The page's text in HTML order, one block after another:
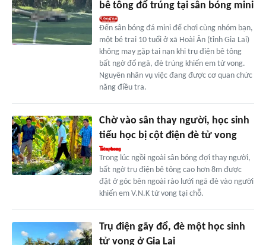
bê tông đổ trúng tại sân bóng mini
Đến sân bóng đá mini để chơi cùng nhóm bạn,
một bé trai 10 tuổi ở xã Hoài Ân (tỉnh Gia Lai)
không may gặp tai nạn khi trụ điện bê tông
bất ngờ đổ ngã, đè trúng khiến em tử vong.
Nguyên nhân vụ việc đang được cơ quan chức
năng điều tra.
Chờ vào sân thay người, học sinh
tiểu học bị cột điện đè tử vong
Trong lúc ngồi ngoài sân bóng đợi thay người,
bất ngờ trụ điện bê tông cao hơn 8m được
đặt ở góc bên ngoài rào lưới ngã đè vào người
khiến em V.N.K tử vong tại chỗ.
Trụ điện gãy đổ, đè một học sinh
tử vong ở Gia Lai